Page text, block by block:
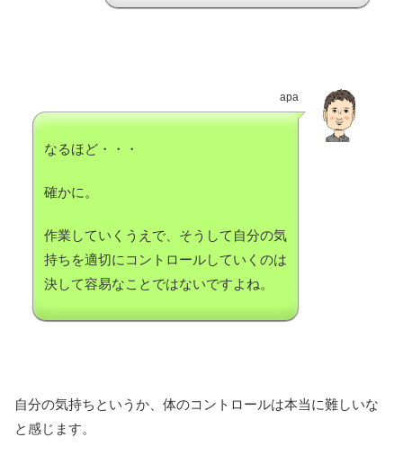
apa
なるほど・・・
確かに。
作業していくうえで、そうして自分の気
持ちを適切にコントロールしていくのは
決して容易なことではないですよね。
自分の気持ちというか、体のコントロールは本当に難しいな
と感じます。